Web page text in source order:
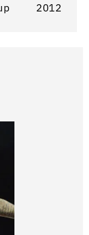
2012